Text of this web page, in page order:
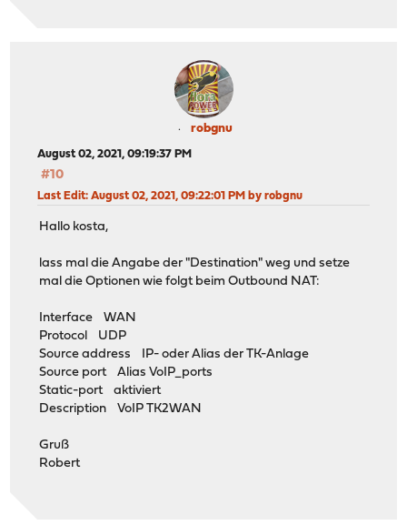
robgnu
August 02, 2021, 09:19:37 PM
#10
Last Edit: August 02, 2021, 09:22:01 PM by robgnu
Hallo kosta,
lass mal die Angabe der "Destination" weg und setze
mal die Optionen wie folgt beim Outbound NAT:
Interface WAN
Protocol UDP
Source address IP- oder Alias der TK-Anlage
Source port Alias VoIP_ports
Static-port aktiviert
Description VoIP TK2WAN
Gruß
Robert